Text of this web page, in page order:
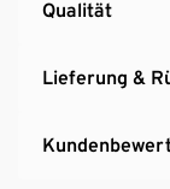
Qualität
Lieferung &